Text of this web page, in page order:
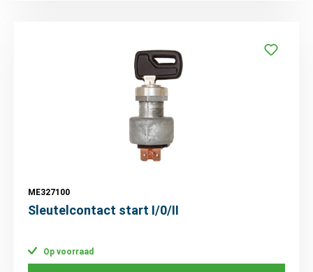
ME327100
Sleutelcontact start I/0/II
Op voorraad